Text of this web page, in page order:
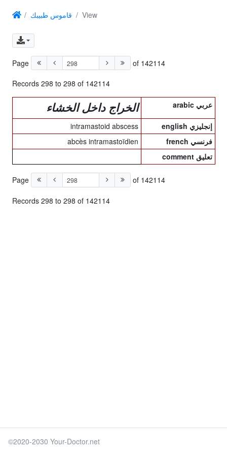
قاموس طبيبك View
Page of 142114
Records 298 to 298 of 142114
arabic عربي الخراج داخل الخشاء
english إنجليزي
intramastoid abscess
french فرنسي
abcès intramastoïdien
comment تعليق
Page of 142114
Records 298 to 298 of 142114
©2020-2030 Your-Doctor.net